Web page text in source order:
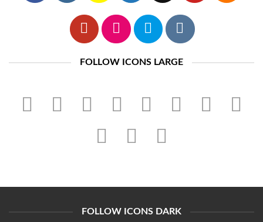
FOLLOW ICONS LARGE
FOLLOW ICONS DARK